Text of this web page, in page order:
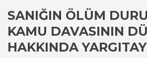
SANIĞIN ÖLÜM
KAMU DAVASININ
HAKKINDA